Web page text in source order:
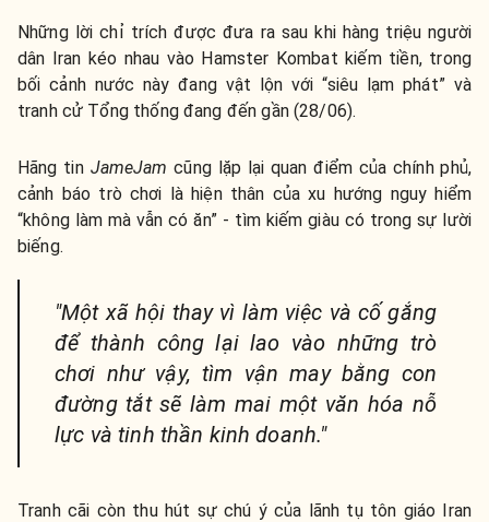
Những lời chỉ trích được đưa ra sau khi hàng triệu người
dân Iran kéo nhau vào Hamster Kombat kiếm tiền, trong
bối cảnh nước này đang vật lộn với “siêu lạm phát” và
tranh cử Tổng thống đang đến gần (28/06).
Hãng tin JameJam cũng lặp lại quan điểm của chính phủ,
cảnh báo trò chơi là hiện thân của xu hướng nguy hiểm
“không làm mà vẫn có ăn” - tìm kiếm giàu có trong sự lười
biếng.
"Một xã hội thay vì làm việc và cố gắng
để thành công lại lao vào những trò
chơi như vậy, tìm vận may bằng con
đường tắt sẽ làm mai một văn hóa nỗ
lực và tinh thần kinh doanh."
Tranh cãi còn thu hút sự chú ý của lãnh tụ tôn giáo Iran